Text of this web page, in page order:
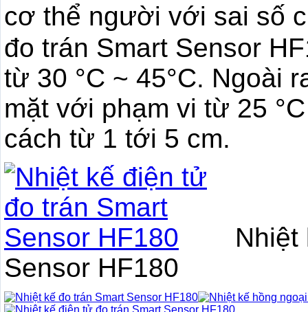
cơ thể người với sai số
đo trán Smart Sensor
từ 30 °C ~ 45°C. Ngoài
mặt với phạm vi từ 25
cách từ 1 tới 5 cm.
Nhiệt
Sensor HF180